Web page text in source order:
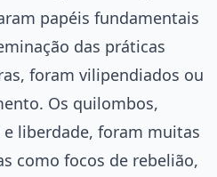
papéis fundamentais
das práticas
foram vilipendiados ou
Os quilombos,
liberdade, foram muitas
como focos de rebelião,